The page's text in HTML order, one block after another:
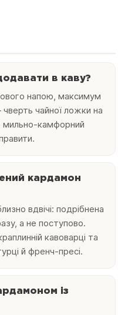
в каву?
напою, максимум
чайної ложки на
камфорний
кардамон
вдвічі: подрібнена
а не поступово.
кавоварці та
й френч-пресі.
із